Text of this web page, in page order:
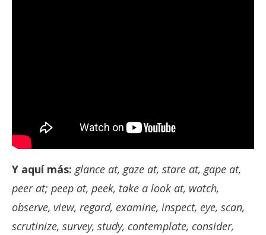
Y aquí más: glance at, gaze at, stare at, gape at,
peer at; peep at, peek, take a look at, watch,
observe, view, regard, examine, inspect, eye, scan,
scrutinize, survey, study, contemplate, consider,